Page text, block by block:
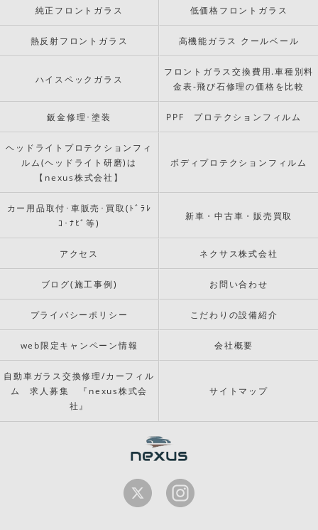
純正フロントガラス 低価格フロントガラス
熱反射フロントガラス 高機能ガラス クールベール
ハイスペックガラス
フロントガラス交換費用.車種別料
金表-飛び石修理の価格を比較
鈑金修理･塗装 PPF プロテクションフィルム
ヘッドライトプロテクションフィ
ルム(ヘッドライト研磨)は
【nexus株式会社】
ボディプロテクションフィルム
カー用品取付･車販売･買取(ﾄﾞﾗﾚ
ｺ･ﾅﾋﾞ等)
新車・中古車・販売買取
アクセス ネクサス株式会社
ブログ(施工事例) お問い合わせ
プライバシーポリシー こだわりの設備紹介
web限定キャンペーン情報 会社概要
自動車ガラス交換修理/カーフィル
ム 求人募集 『nexus株式会
社』
サイトマップ